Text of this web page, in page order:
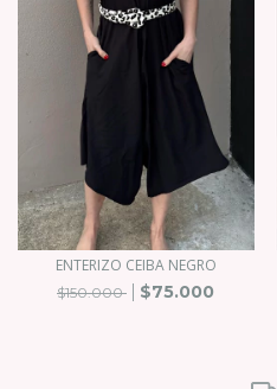
ENTERIZO CEIBA NEGRO
$150.000 $75.000